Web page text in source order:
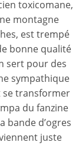
toxicomane,
montagne
est trempé
bonne qualité
sert pour des
sympathique
transformer
du fanzine
bande d’ogres
juste